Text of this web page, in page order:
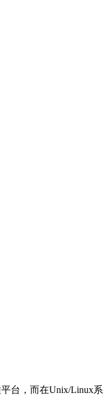
台，而在Unix/Linux系